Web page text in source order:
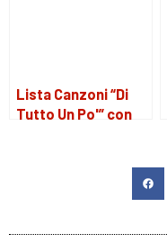
Lista Canzoni “Di
Tutto Un Po'” con